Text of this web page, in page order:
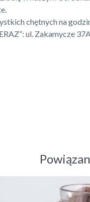
chętnych na
ul. Zakamycze